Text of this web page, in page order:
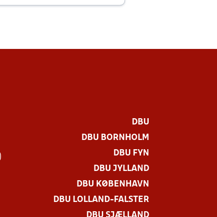
DBU
DBU BORNHOLM
DBU FYN
DBU JYLLAND
DBU KØBENHAVN
DBU LOLLAND-FALSTER